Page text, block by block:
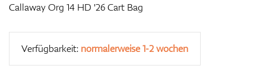
Callaway Org 14 HD '26 Cart Bag
Verfügbarkeit: normalerweise 1-2 wochen